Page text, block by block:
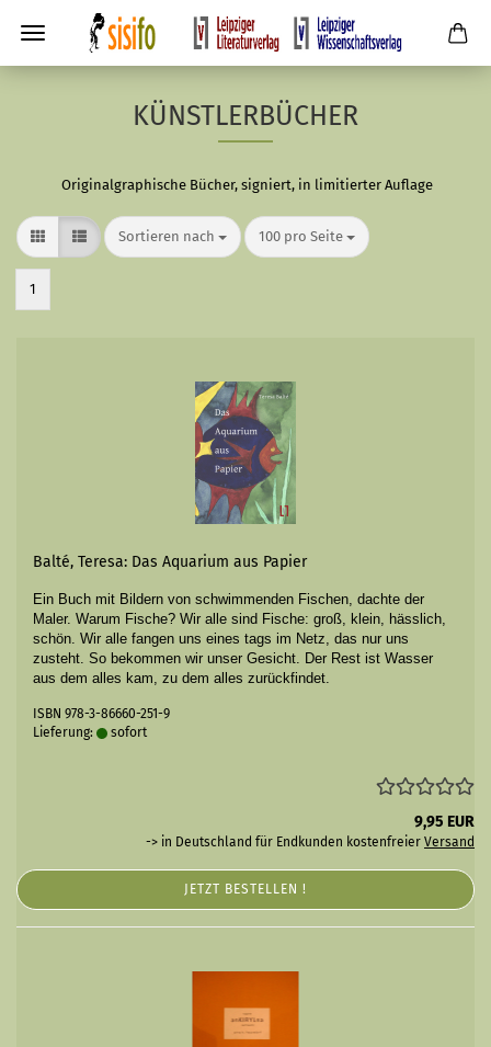
KÜNSTLERBÜCHER
Originalgraphische Bücher, signiert, in limitierter Auflage
Sortieren nach
Sortieren nach 100 pro Seite
pro Seite
1
Balté, Teresa: Das Aquarium aus Papier
Ein Buch mit Bildern von schwim­menden Fischen, dachte der
Maler. Warum Fische? Wir alle sind Fische: groß, klein, hässlich,
schön. Wir alle fangen uns eines tags im Netz, das nur uns
zusteht. So bekommen wir unser Gesicht. Der Rest ist Wasser
aus dem alles kam, zu dem alles zurückfindet.
ISBN 978-3-86660-251-9
Lieferung:
sofort
9,95 EUR
-> in Deutschland für Endkunden kostenfreier Versand
JETZT BESTELLEN !